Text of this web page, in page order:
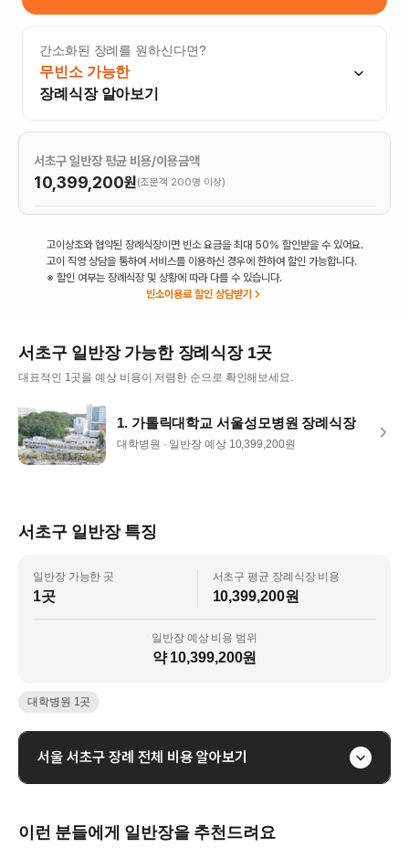
간소화된 장례를 원하신다면?
무빈소 가능한
장례식장 알아보기
서초구 일반장 평균 비용/이용금액
10,399,200원(조문객 200명 이상)
고이상조와 협약된 장례식장이면 빈소 요금을 최대 50% 할인받을 수 있어요.
고이 직영 상담을 통하여 서비스를 이용하신 경우에 한하여 할인 가능합니다.
※ 할인 여부는 장례식장 및 상황에 따라 다를 수 있습니다.
빈소이용료 할인 상담받기
서초구 일반장가능한 장례식장 1곳
대표적인 1곳을 예상 비용이 저렴한 순으로 확인해보세요.
1. 가톨릭대학교 서울성모병원 장례식장
대학병원 · 일반장 예상 10,399,200원
서초구 일반장특징
일반장가능한 곳
1곳
서초구 평균 장례식장 비용
10,399,200원
일반장예상 비용 범위
약 10,399,200원
대학병원 1곳
서울 서초구 장례 전체 비용 알아보기
이런 분들에게 일반장을추천드려요